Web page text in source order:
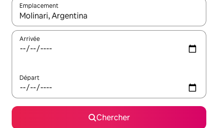
Emplacement
Quand les résultats sont affichés, parcourez-les en utilisant
Arrivée
Départ
Chercher